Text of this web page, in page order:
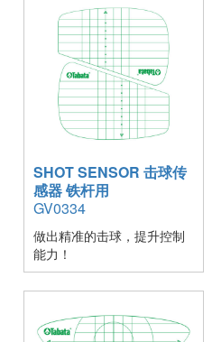
SHOT SENSOR 击球传
感器 铁杆用
GV0334
做出精准的击球，提升控制
能力！